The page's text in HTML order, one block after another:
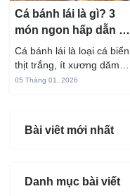
Cá bánh lái là gì? 3
món ngon hấp dẫn từ
cá bánh lái
Cá bánh lái là loại cá biển
thịt trắng, ít xương dăm,
vị ngọt và rất dễ ăn khi
thể...
05 Tháng 01, 2026
Bài viêt mới nhất
Danh mục bài viết